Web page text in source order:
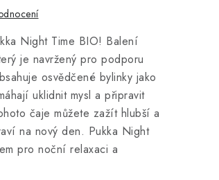
Night Time BIO! Balení
je navržený pro podporu
osvědčené bylinky jako
uklidnit mysl a připravit
čaje můžete zažít hlubší a
na nový den. Pukka Night
pro noční relaxaci a